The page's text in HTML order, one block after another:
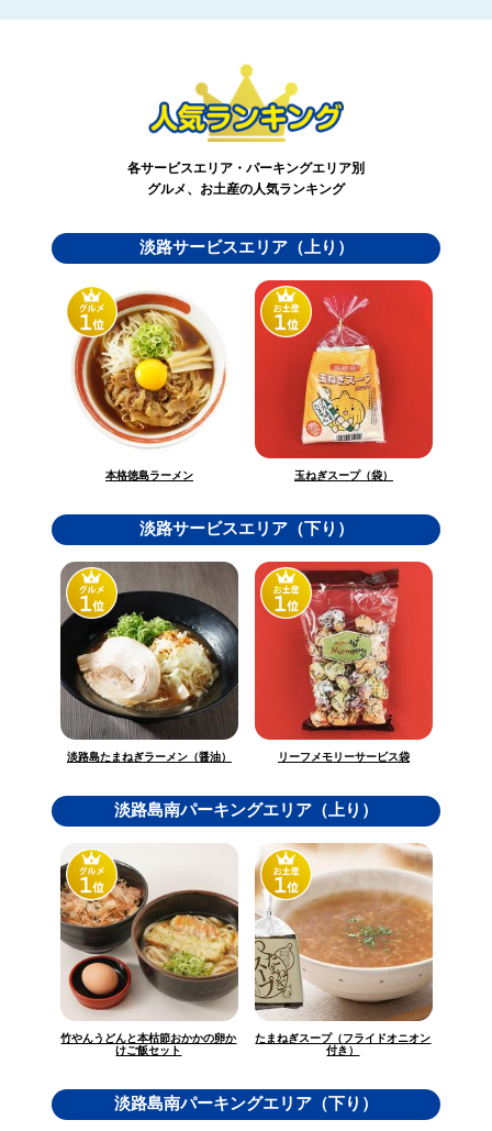
各サービスエリア・パーキングエリア別
グルメ、お土産の人気ランキング
淡路サービスエリア（上り）
本格徳島ラーメン 玉ねぎスープ（袋）
淡路サービスエリア（下り）
淡路島たまねぎラーメン（醤油） リーフメモリーサービス袋
淡路島南パーキングエリア（上り）
竹やんうどんと本枯節おかかの卵か
けご飯セット
たまねぎスープ（フライドオニオン
付き）
淡路島南パーキングエリア（下り）